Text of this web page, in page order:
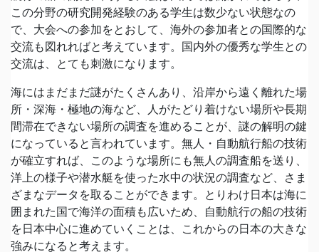
この分野の研究開発経験のある学生は数少ない状態なの
で、大会への参加をとおして、海外の参加者との国際的な
交流も図れればと考えています。国内外の優秀な学生との
交流は、とても刺激になります。
海にはまだまだ謎がたくさんあり、沿岸から遠く離れた場
所・深海・極地の海など、人がたどり着けない場所や長期
間滞在できない場所の調査を進めることが、謎の解明の鍵
になっていると言われています。無人・自動航行船の技術
が確立すれば、このような場所にも無人の調査船を送り、
洋上の様子や潜水艇を使った水中の状況の調査など、さま
ざまなデータを取ることができます。とりわけ日本は海に
囲まれた国で海洋の面積も広いため、自動航行の船の技術
を日本中心に進めていくことは、これからの日本の大きな
強みになると考えます。